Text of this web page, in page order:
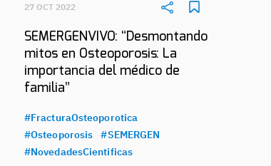
27 OCT 2022
SEMERGENVIVO: “Desmontando
mitos en Osteoporosis: La
importancia del médico de
familia”
#FracturaOsteoporotica
#Osteoporosis
#SEMERGEN
#NovedadesCientificas